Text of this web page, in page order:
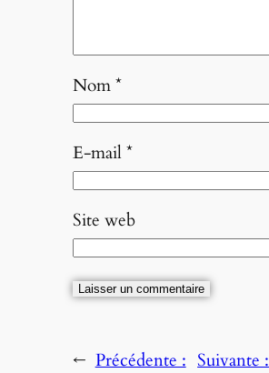
Nom*
E-mail*
Site web
← Précédente : Suivante :